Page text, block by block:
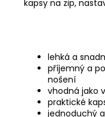
kapsy na zip,
lehká a
příjemný a
nošení
vhodná jako
praktické
jednoduchý